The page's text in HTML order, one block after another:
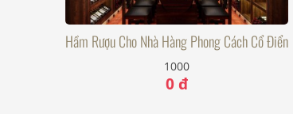
Hầm Rượu Cho Nhà Hàng Phong Cách Cổ Điển
1000
0 đ